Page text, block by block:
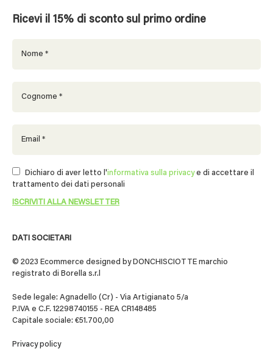
DATI SOCIETARI
© 2023 Ecommerce designed by DONCHISCIOTTE marchio
registrato di Borella s.r.l
Sede legale: Agnadello (Cr) - Via Artigianato 5/a
P.IVA e C.F. 12298740155 - REA CR148485
Capitale sociale: €51.700,00
Privacy policy
Ricevi il 15% di sconto sul primo ordine
Dichiaro di aver letto l'informativa sulla privacye di accettare il
trattamento dei dati personali